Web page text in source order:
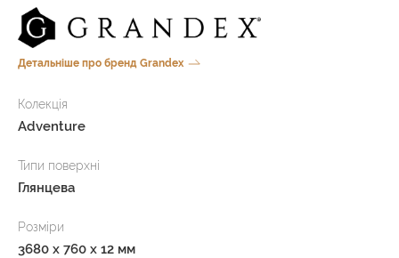
Детальніше про бренд Grandex
Колекція
Adventure
Типи поверхні
Глянцева
Розміри
3680 х 760 х 12 мм